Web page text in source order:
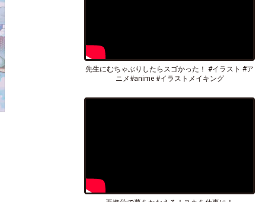
先生にむちゃぶりしたらスゴかった！ #イラスト #ア
ニメ#anime #イラストメイキング